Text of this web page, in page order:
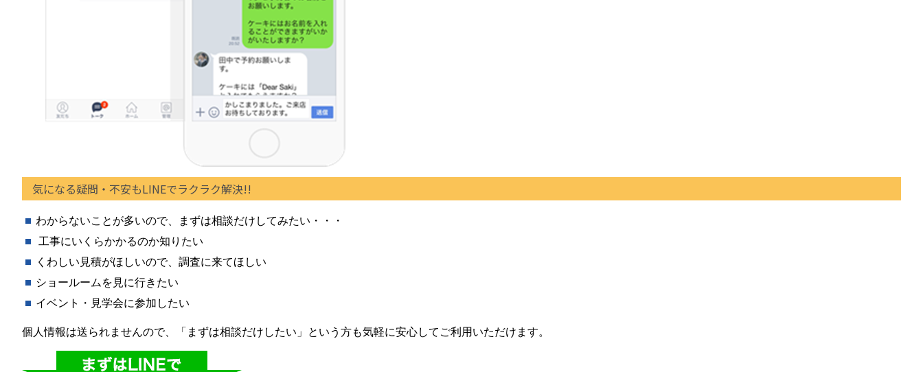
気になる疑問・不安もLINEでラクラク解決!!
わからないことが多いので、まずは相談だけしてみたい・・・
工事にいくらかかるのか知りたい
くわしい見積がほしいので、調査に来てほしい
ショールームを見に行きたい
イベント・見学会に参加したい
個人情報は送られませんので、「まずは相談だけしたい」という方も気軽に安心してご利用いただけます。